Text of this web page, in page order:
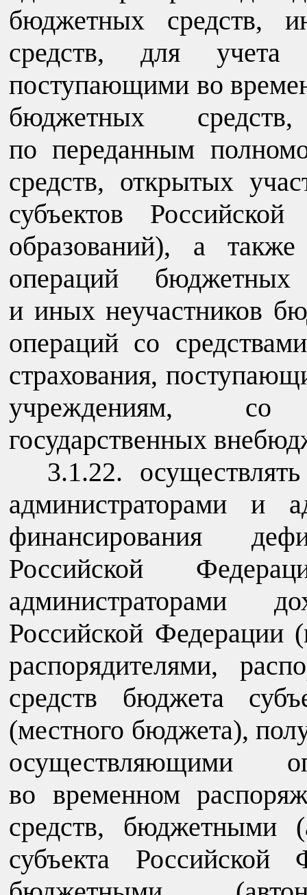
бюджетных средств,
средств, для учета
поступающими во
бюджетных
по переданным
средств, открытых
субъектов
образований), а
операций
и иных неучастников
операций со
страхования,
учреждениям, со
государственных
3.1.22.
администраторами и
финансирования
Российской
администраторами
Российской Федерации
распорядителями,
средств бюджета
(местного бюджета),
осуществляющими
во временном
средств, бюджетными
субъекта Российской